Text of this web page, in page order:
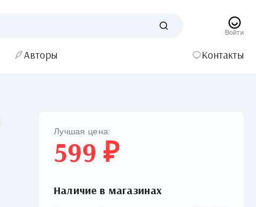
Войти
Авторы Контакты
Лучшая цена:
599 ₽
Наличие в магазинах